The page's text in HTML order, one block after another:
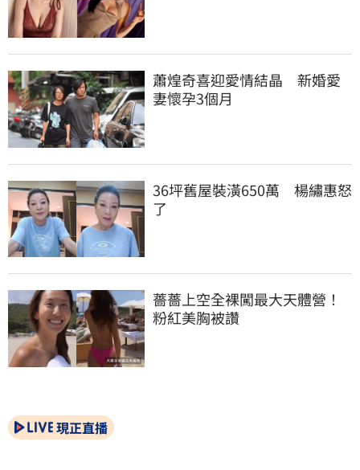
蕭煌奇喜迎愛情結晶　新婚愛
妻懷孕3個月
36坪舊屋裝潢650萬　楊繡惠怒
了
薔薔上空全裸闖最大天體營！
粉紅美胸被讚
現正直播